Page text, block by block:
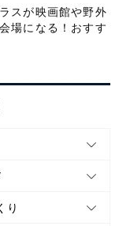
スが映画館や野外
場になる！おすす
り